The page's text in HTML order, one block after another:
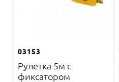
03153
Рулетка 5м с
фиксатором